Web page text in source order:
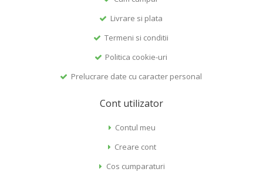
Livrare si plata
Termeni si conditii
Politica cookie-uri
Prelucrare date cu caracter personal
Cont utilizator
Contul meu
Creare cont
Cos cumparaturi